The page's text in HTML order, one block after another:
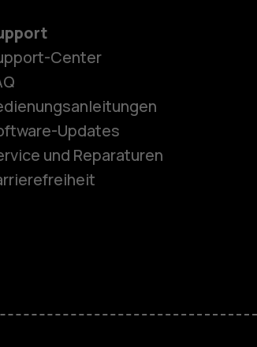
Center
Updates
und Reparaturen